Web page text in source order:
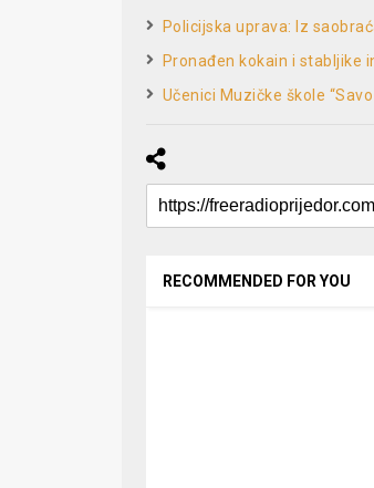
Policijska uprava: Iz
Pronađen kokain i stabljike
Učenici Muzičke škole
RECOMMENDED FOR YOU